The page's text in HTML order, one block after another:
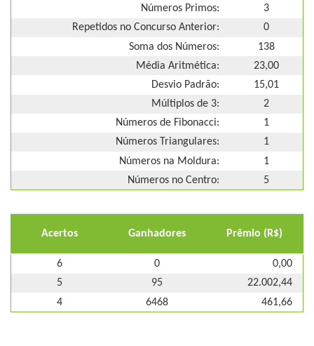
Números Primos:
3
Repetidos no Concurso Anterior:
0
Soma dos Números:
138
Média Aritmética:
23,00
Desvio Padrão:
15,01
Múltiplos de 3:
2
Números de Fibonacci:
1
Números Triangulares:
1
Números na Moldura:
1
Números no Centro:
5
Acertos Ganhadores Prêmio (R$)
6 0
0,00
5
95
22.002,44
4
6468 461,66